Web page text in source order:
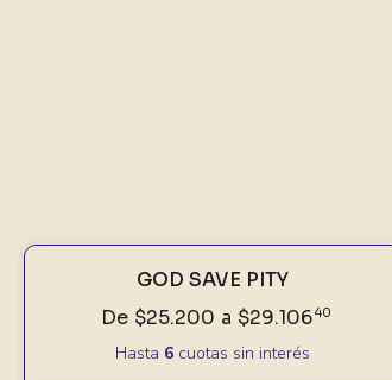
GOD SAVE PITY
De $25.200 a $29.10640
Hasta 6 cuotas sin interés